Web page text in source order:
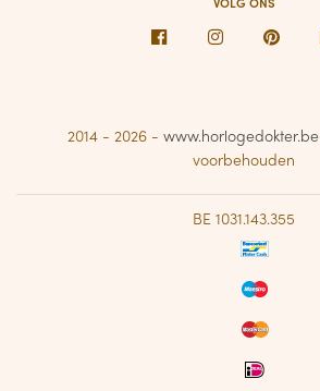
Facebook Instagram
2014 - 2026 - www.horlogedokter.be
voorbehouden
BE 1031.143.355